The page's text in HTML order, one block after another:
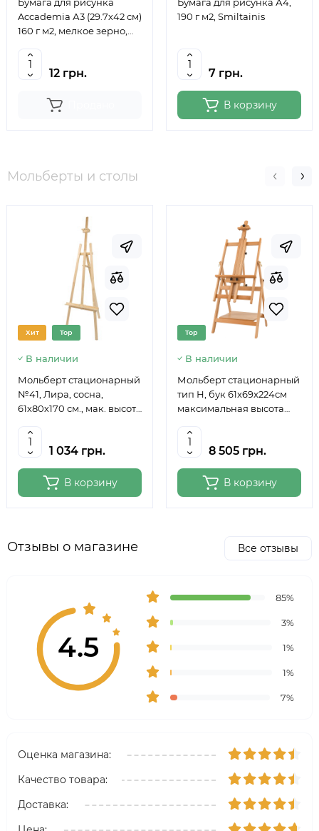
Accademia А3 (29.7х42 см)
160 г м2, мелкое зерно,
12 грн.
190 г м2, Smiltainis
7 грн.
В корзину
Мольберты и столы
Хит Top
В наличии
Мольберт стационарный
№41, Лира, сосна,
61х80х170 см., мак. высота
Studio
1 034 грн.
В корзину
Top
В наличии
Мольберт стационарный
тип Н, бук 61x69x224см
максимальная высота
6059
8 505 грн.
В корзину
Отзывы о магазине Все отзывы
4.5
85%
3%
1%
1%
7%
Оценка магазина:
Качество товара:
Доставка: